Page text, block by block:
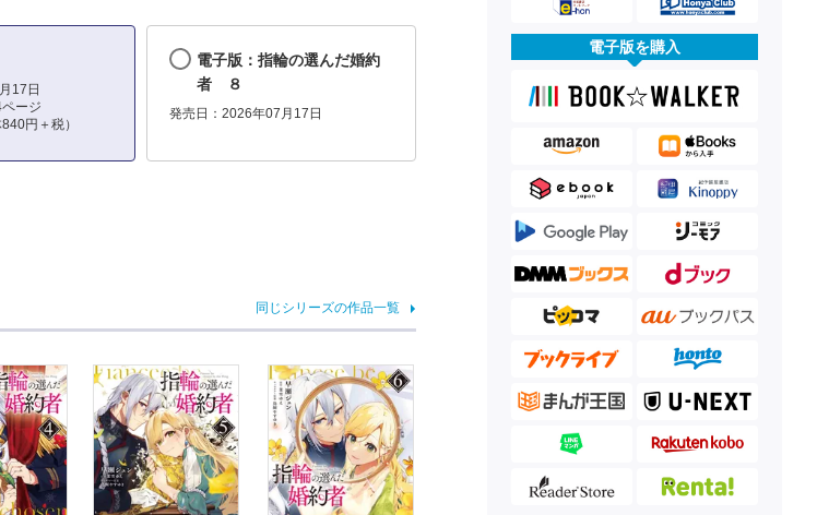
17日
ージ
円＋税）
電子版：指輪の選んだ婚約
者 ８
発売日：2026年07月17日
同じシリーズの作品一覧
電子版を購入